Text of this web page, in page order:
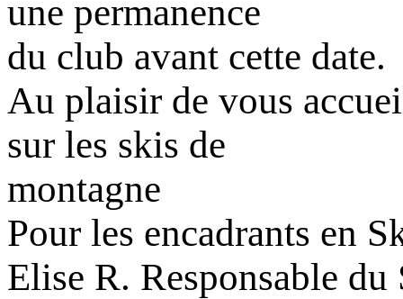
une permanence
du club avant cette date.
Au plaisir de vous
sur les skis de
montagne
Pour les encadrants en
Elise R. Responsable du